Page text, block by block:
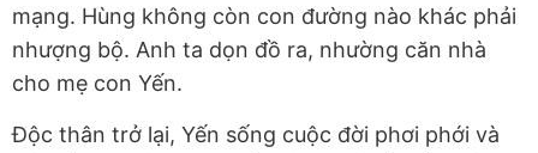
mạng. Hùng không còn con đường nào khác phải
nhượng bộ. Anh ta dọn đồ ra, nhường căn nhà
cho mẹ con Yến.
Độc thân trở lại, Yến sống cuộc đời phơi phới và